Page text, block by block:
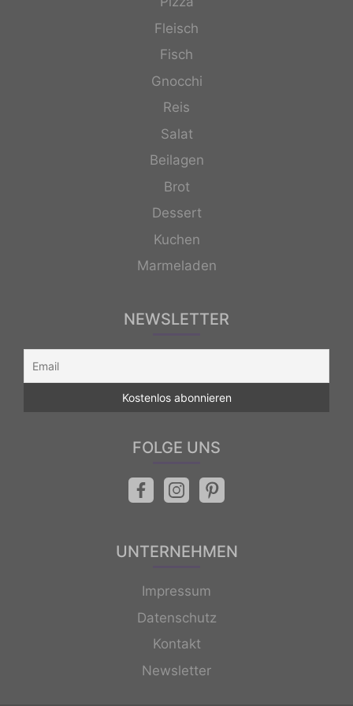
Fleisch
Fisch
Gnocchi
Reis
Salat
Beilagen
Brot
Dessert
Kuchen
Marmeladen
NEWSLETTER
FOLGE UNS
UNTERNEHMEN
Impressum
Datenschutz
Kontakt
Newsletter